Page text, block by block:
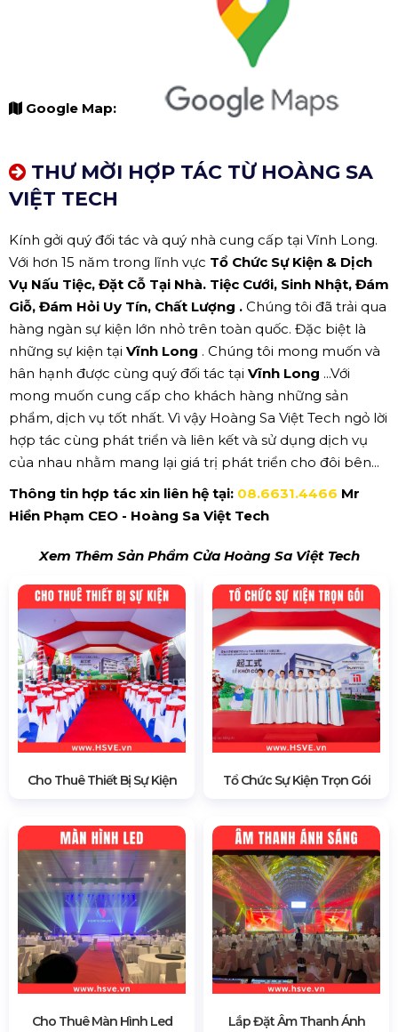
Google Map:
THƯ MỜI HỢP TÁC TỪ HOÀNG SA
VIỆT TECH
Kính gởi quý đối tác và quý nhà cung cấp tại Vĩnh Long.
Với hơn 15 năm trong lĩnh vực Tổ Chức Sự Kiện & Dịch
Vụ Nấu Tiệc, Đặt Cỗ Tại Nhà. Tiệc Cưới, Sinh Nhật, Đám
Giỗ, Đám Hỏi Uy Tín, Chất Lượng . Chúng tôi đã trải qua
hàng ngàn sự kiện lớn nhỏ trên toàn quốc. Đặc biệt là
những sự kiện tại Vĩnh Long . Chúng tôi mong muốn và
hân hạnh được cùng quý đối tác tại Vĩnh Long ...Với
mong muốn cung cấp cho khách hàng những sản
phẩm, dịch vụ tốt nhất. Vì vậy Hoàng Sa Việt Tech ngỏ lời
hợp tác cùng phát triển và liên kết và sử dụng dịch vụ
của nhau nhằm mang lại giá trị phát triển cho đôi bên...
Thông tin hợp tác xin liên hệ tại: 08.6631.4466 Mr
Hiền Phạm CEO - Hoàng Sa Việt Tech
Xem Thêm Sản Phẩm Cửa Hoàng Sa Việt Tech
Cho Thuê Thiết Bị Sự Kiện Tổ Chức Sự Kiện Trọn Gói
Cho Thuê Màn Hình Led
Lắp Đặt Âm Thanh Ánh